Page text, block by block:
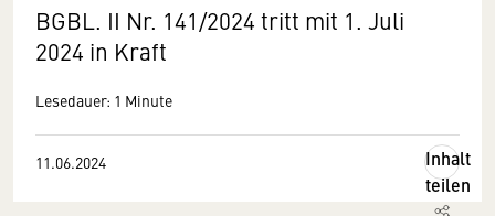
BGBL. II Nr. 141/2024 tritt mit 1. Juli
2024 in Kraft
Lesedauer: 1 Minute
11.06.2024
Inhalt
teilen